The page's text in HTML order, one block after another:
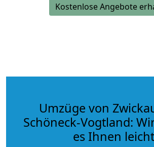
Kostenlose Angebote
Umzüge von
Schöneck-Vogtland:
es Ihnen leicht